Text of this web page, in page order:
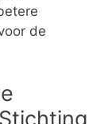
de